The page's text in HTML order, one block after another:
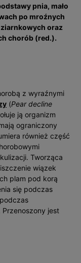
pnia, mało
po mroźnych
oraz
chorób (red.).
z wyraźnymi
(Pear decline
ją organizm
ograniczony
również część
Tworząca
wiązek
plam pod korą
się podczas
Przenoszony jest